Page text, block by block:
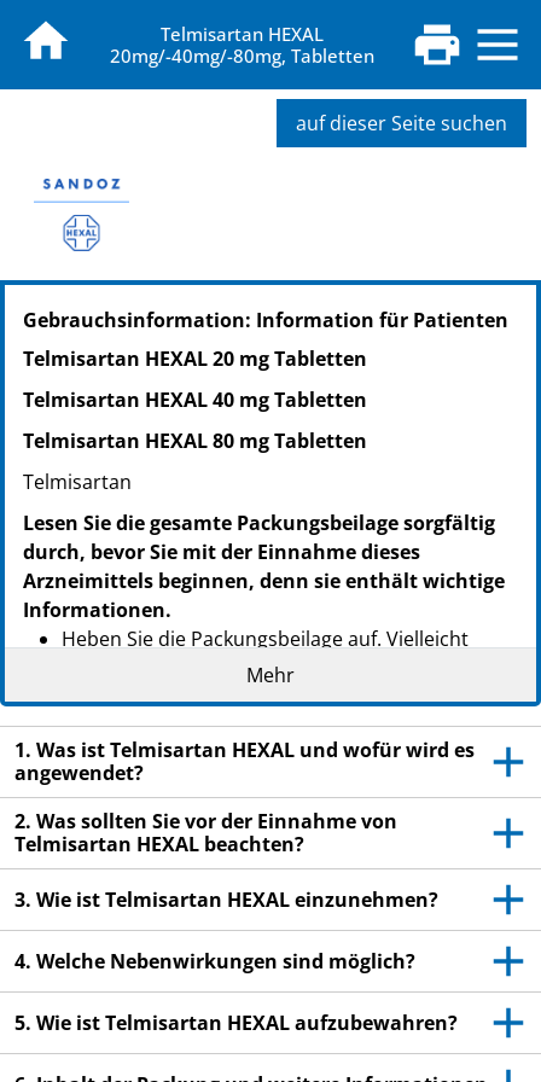
Telmisartan HEXAL
20mg/-40mg/-80mg, Tabletten
auf dieser Seite suchen
PZN: 08926671
PPN: 110892667121
NTIN: 04150089266715
Gebrauchsinformation: Information für Patienten
Telmisartan HEXAL 20 mg Tabletten
Telmisartan HEXAL 40 mg Tabletten
Telmisartan HEXAL 80 mg Tabletten
Telmisartan
Lesen Sie die gesamte Packungsbeilage sorgfältig
durch, bevor Sie mit der Einnahme dieses
Arzneimittels beginnen, denn sie enthält wichtige
Informationen.
Heben Sie die Packungsbeilage auf. Vielleicht
möchten Sie diese später nochmals lesen.
Wenn Sie weitere Fragen haben, wenden Sie sich
an Ihren Arzt oder Apotheker.
Dieses Arzneimittel wurde Ihnen persönlich
verschrieben. Geben Sie es nicht an Dritte weiter.
Es kann anderen Menschen schaden, auch wenn
diese die gleichen Beschwerden haben wie Sie.
Wenn Sie Nebenwirkungen bemerken, wenden Sie
sich an Ihren Arzt oder Apotheker. Dies gilt auch
für Nebenwirkungen, die nicht in dieser
Packungsbeilage angegeben sind. Siehe Abschnitt
4.
Mehr
1. Was ist Telmisartan HEXAL und wofür wird es
angewendet?
2. Was sollten Sie vor der Einnahme von
Telmisartan HEXAL beachten?
3. Wie ist Telmisartan HEXAL einzunehmen?
4. Welche Nebenwirkungen sind möglich?
5. Wie ist Telmisartan HEXAL aufzubewahren?